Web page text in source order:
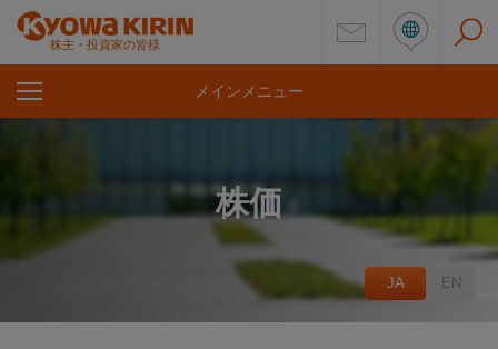
株価
JA EN
株主・投資家の皆様
メインメニュー
を